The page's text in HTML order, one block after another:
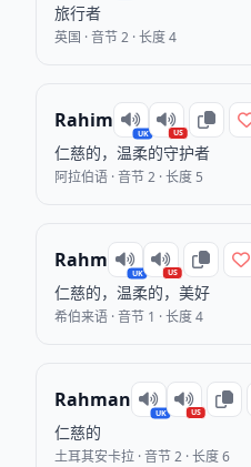
旅行者
英国 · 音节 2 · 长度 4
Rahim
UK US
仁慈的，温柔的守护者
阿拉伯语 · 音节 2 · 长度 5
Rahm
UK US
仁慈的，温柔的，美好
希伯来语 · 音节 1 · 长度 4
Rahman
UK US
仁慈的
土耳其安卡拉 · 音节 2 · 长度 6